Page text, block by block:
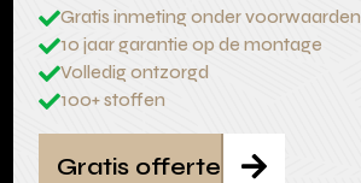
Gratis inmeting onder voorwaarden
10 jaar garantie op de montage
Volledig ontzorgd
100+ stoffen

Gratis offerte